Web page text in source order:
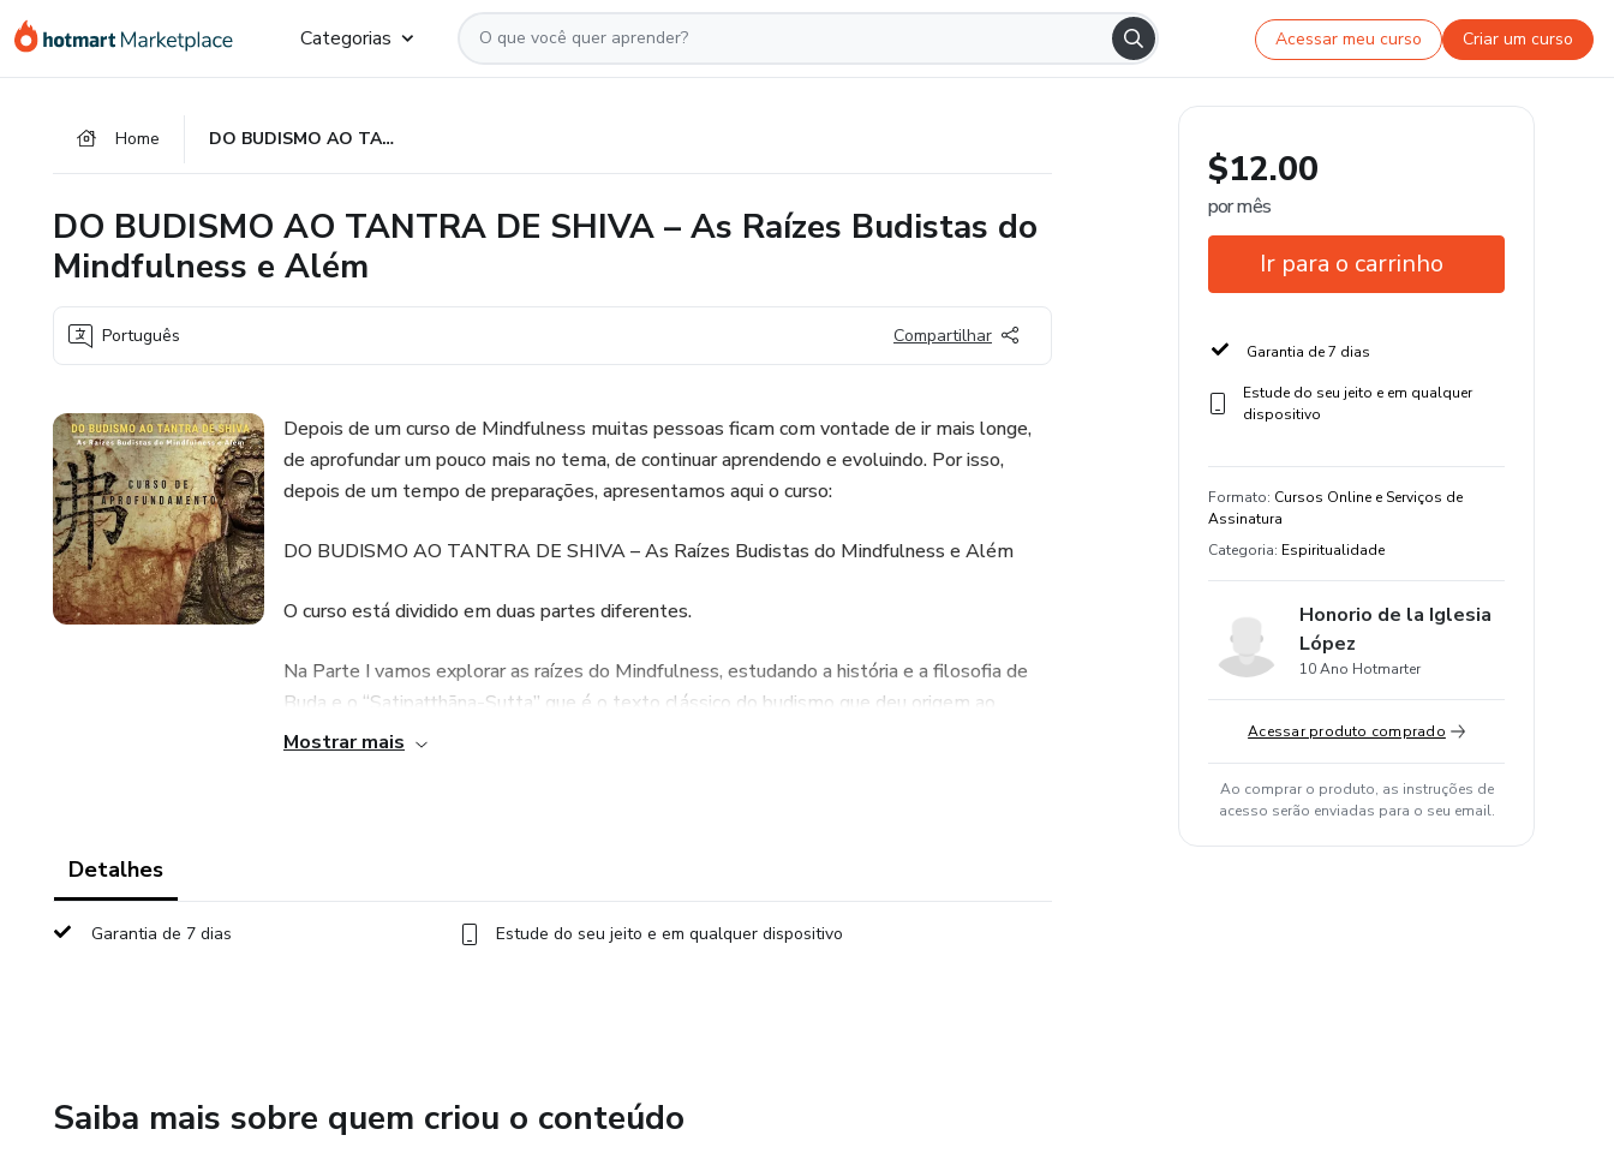
para
para
para
Categorias Acessar meu curso Criar um curso
Home DO BUDISMO AO TANTRA DE SHIVA – As Raízes Budistas do Mindfulness e Além
DO BUDISMO AO TANTRA DE SHIVA – As Raízes Budistas do
Mindfulness e Além
Português Compartilhar
Depois de um curso de Mindfulness muitas pessoas ficam com vontade de ir mais longe,
de aprofundar um pouco mais no tema, de continuar aprendendo e evoluindo. Por isso,
depois de um tempo de preparações, apresentamos aqui o curso:
DO BUDISMO AO TANTRA DE SHIVA – As Raízes Budistas do Mindfulness e Além
O curso está dividido em duas partes diferentes.
Na Parte I vamos explorar as raízes do Mindfulness, estudando a história e a filosofia de
Buda e o “Satipaṭṭhāna-Sutta” que é o texto clássico do budismo que deu origem ao
Mindfulness.
Mostrar mais
Detalhes
Garantia de 7 dias Estude do seu jeito e em qualquer dispositivo
Saiba mais sobre quem criou o conteúdo
$12.00
por mês
Ir para o carrinho
Garantia de 7 dias
Estude do seu jeito e em qualquer
dispositivo
Formato: Cursos Online e Serviços de
Assinatura
Categoria: Espiritualidade
Honorio de la Iglesia
López
10 Ano Hotmarter
Acessar produto comprado
Ao comprar o produto, as instruções de
acesso serão enviadas para o seu email.